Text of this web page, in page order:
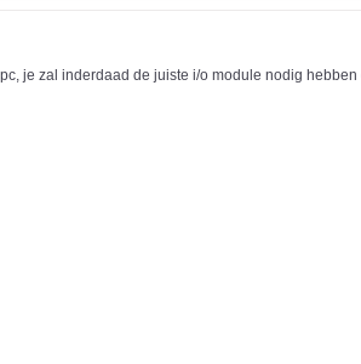
je zal inderdaad de juiste i/o module nodig